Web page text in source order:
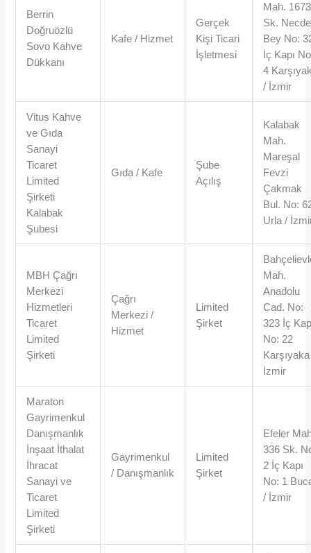
Berrin
Doğruözlü
Sovo Kahve
Dükkanı
Kafe / Hizmet
Gerçek
Kişi Ticari
İşletmesi
Mah. 1673
Sk.
Bey No:
İç Kapı
4
/ İzmir
Vitus Kahve
ve Gıda
Sanayi
Ticaret
Limited
Şirketi
Kalabak
Şubesi
Gıda / Kafe
Şube
Açılış
Kalabak
Mah.
Mareşal
Fevzi
Çakmak
Bul. No:
Urla /
MBH Çağrı
Merkezi
Hizmetleri
Ticaret
Limited
Şirketi
Çağrı
Merkezi /
Hizmet
Limited
Şirket
Mah.
Anadolu
Cad. No:
323 İç
No: 22
İzmir
Maraton
Gayrimenkul
Danışmanlık
İnşaat İthalat
İhracat
Sanayi ve
Ticaret
Limited
Şirketi
Gayrimenkul
/ Danışmanlık
Limited
Şirket
Efeler
336 Sk.
2 İç Kapı
No: 1
/ İzmir